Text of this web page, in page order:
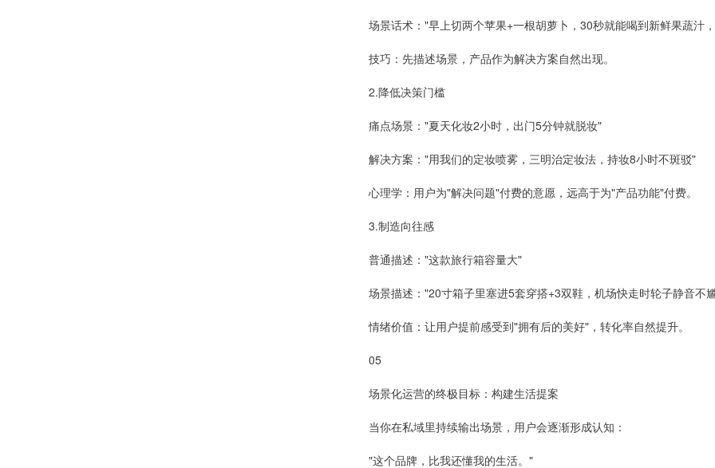
场景话术："早上切两个苹果+一根胡萝卜，30秒就能喝到新鲜果蔬汁
技巧：先描述场景，产品作为解决方案自然出现。
2.降低决策门槛
痛点场景："夏天化妆2小时，出门5分钟就脱妆"
解决方案："用我们的定妆喷雾，三明治定妆法，持妆8小时不斑驳"
心理学：用户为"解决问题"付费的意愿，远高于为"产品功能"付费。
3.制造向往感
普通描述："这款旅行箱容量大"
场景描述："20寸箱子里塞进5套穿搭+3双鞋，机场快走时轮子静音不
情绪价值：让用户提前感受到"拥有后的美好"，转化率自然提升。
05
场景化运营的终极目标：构建生活提案
当你在私域里持续输出场景，用户会逐渐形成认知：
"这个品牌，比我还懂我的生活。"